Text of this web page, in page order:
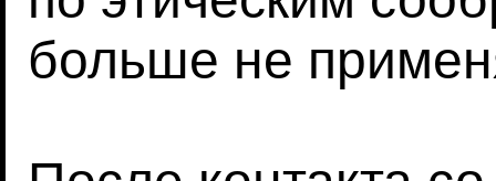
больше не